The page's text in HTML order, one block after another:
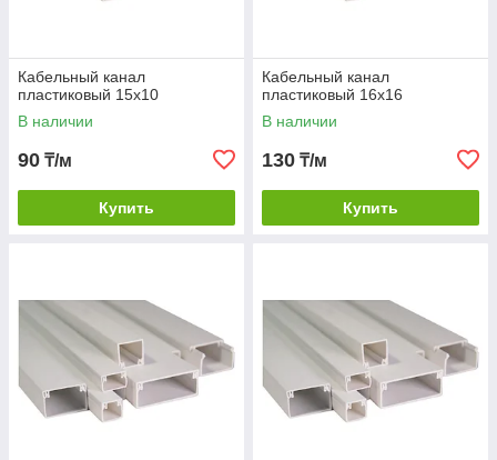
Кабельный канал
пластиковый 15х10
В наличии
90 ₸/м
Купить
Кабельный канал
пластиковый 16х16
В наличии
130 ₸/м
Купить